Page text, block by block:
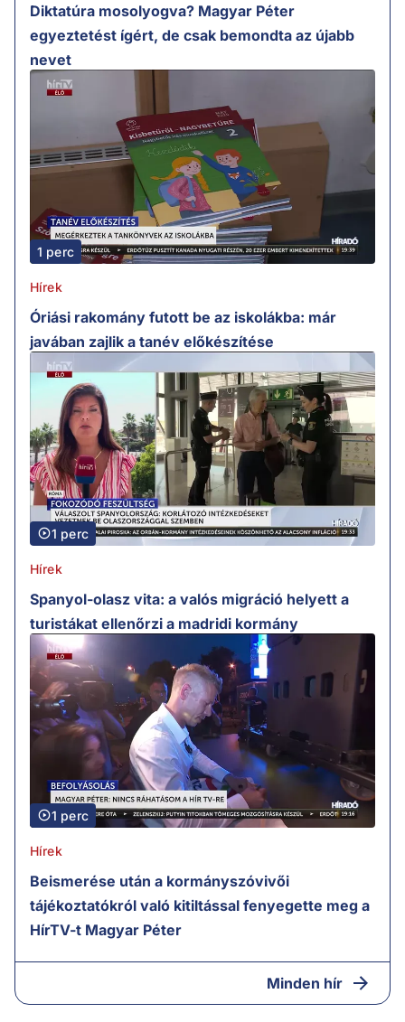
Diktatúra mosolyogva? Magyar Péter
egyeztetést ígért, de csak bemondta az újabb
nevet
1 perc
Hírek
Óriási rakomány futott be az iskolákba: már
javában zajlik a tanév előkészítése
1 perc
Hírek
Spanyol-olasz vita: a valós migráció helyett a
turistákat ellenőrzi a madridi kormány
1 perc
Hírek
Beismerése után a kormányszóvivői
tájékoztatókról való kitiltással fenyegette meg a
HírTV-t Magyar Péter
Minden hír